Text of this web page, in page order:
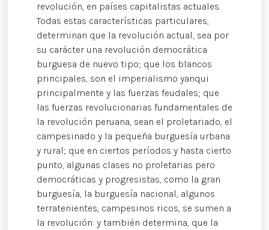
revolución, en países capitalistas actuales.
Todas estas características particulares,
determinan que la revolución actual, sea por
su carácter una revolución democrática
burguesa de nuevo tipo; que los blancos
principales, son el imperialismo yanqui
principalmente y las fuerzas feudales; que
las fuerzas revolucionarias fundamentales de
la revolución peruana, sean el proletariado, el
campesinado y la pequeña burguesía urbana
y rural; que en ciertos períodos y hasta cierto
punto, algunas clases no proletarias pero
democráticas y progresistas, como la gran
burguesía, la burguesía nacional, algunos
terratenientes, campesinos ricos, se sumen a
la revolución: y también determina, que la